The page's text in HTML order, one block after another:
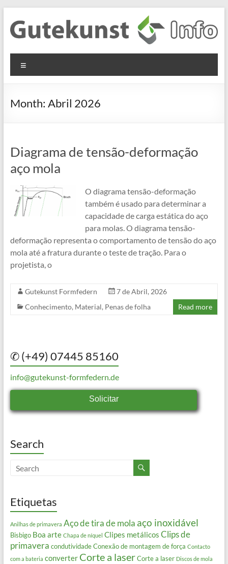
content
Gutekunst
Formfedern
GmbH
Informationen
Flachmaterial
Month: Abril 2026
Diagrama de tensão-deformação
aço mola
O diagrama tensão-deformação
também é usado para determinar a
capacidade de carga estática do aço
para molas. O diagrama tensão-
deformação representa o comportamento de tensão do aço
mola até a fratura durante o teste de tração. Para o
projetista, o
Gutekunst Formfedern
7 de Abril, 2026
Conhecimento, Material, Penas de folha Read more
✆ (+49) 07445 85160
info@gutekunst-formfedern.de
Solicitar
Search
Etiquetas
Anilhas de primavera Aço de tira de mola aço inoxidável
Bisbigo Boa arte Chapa de níquel Clipes metálicos Clips de
primavera condutividade Conexão de montagem de força Contacto
com a bateria converter Corte a laser Corte a laser Discos de mola